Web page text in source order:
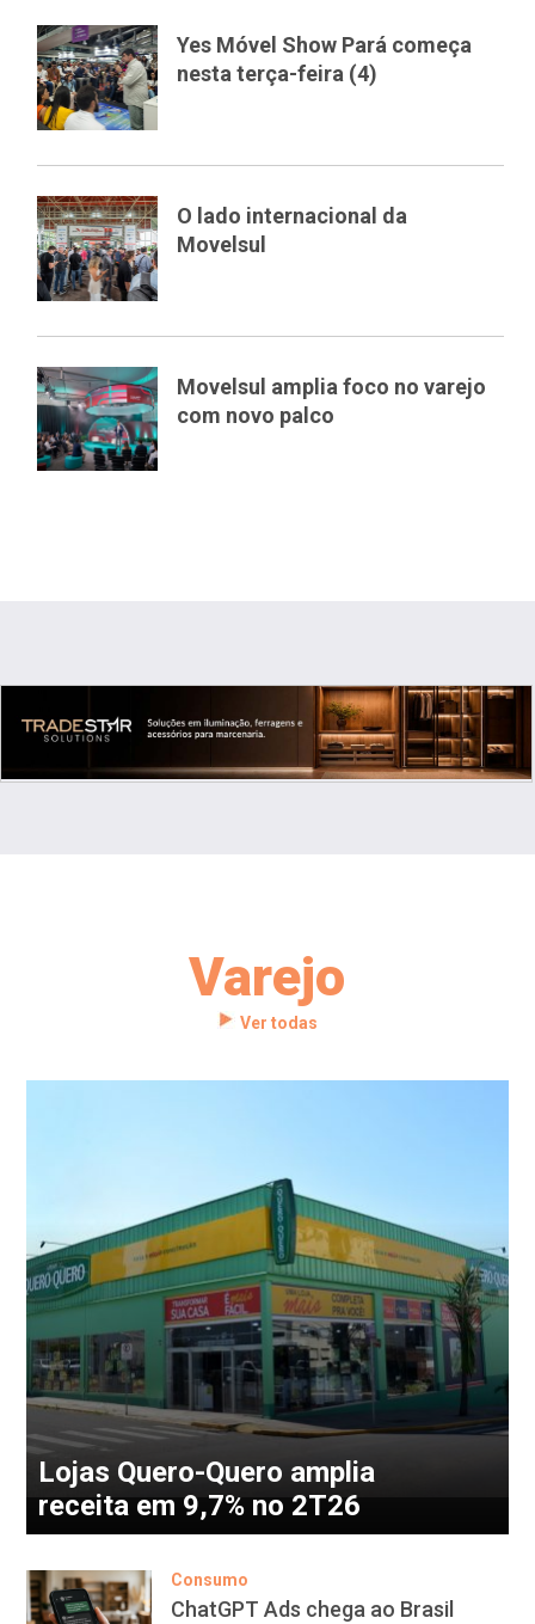
Yes Móvel Show Pará começa
nesta terça-feira (4)
O lado internacional da
Movelsul
Movelsul amplia foco no varejo
com novo palco
Varejo
Ver todas
Lojas Quero-Quero amplia
receita em 9,7% no 2T26
Consumo
ChatGPT Ads chega ao Brasil